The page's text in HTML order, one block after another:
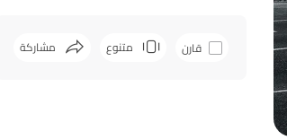
قارن متنوع مشاركة
فيسبوك